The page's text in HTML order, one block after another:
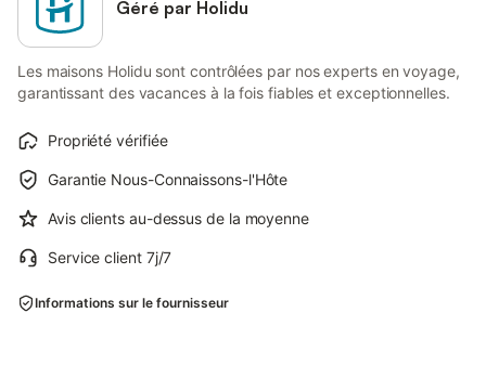
Géré par Holidu
Les maisons Holidu sont contrôlées par nos experts en voyage,
garantissant des vacances à la fois fiables et exceptionnelles.
Propriété vérifiée
Garantie Nous-Connaissons-l'Hôte
Avis clients au-dessus de la moyenne
Service client 7j/7
Informations sur le fournisseur